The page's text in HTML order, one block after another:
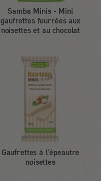
Samba Minis - Mini
gaufrettes fourrées aux
noisettes et au chocolat
Gaufrettes à l'épeautre
noisettes